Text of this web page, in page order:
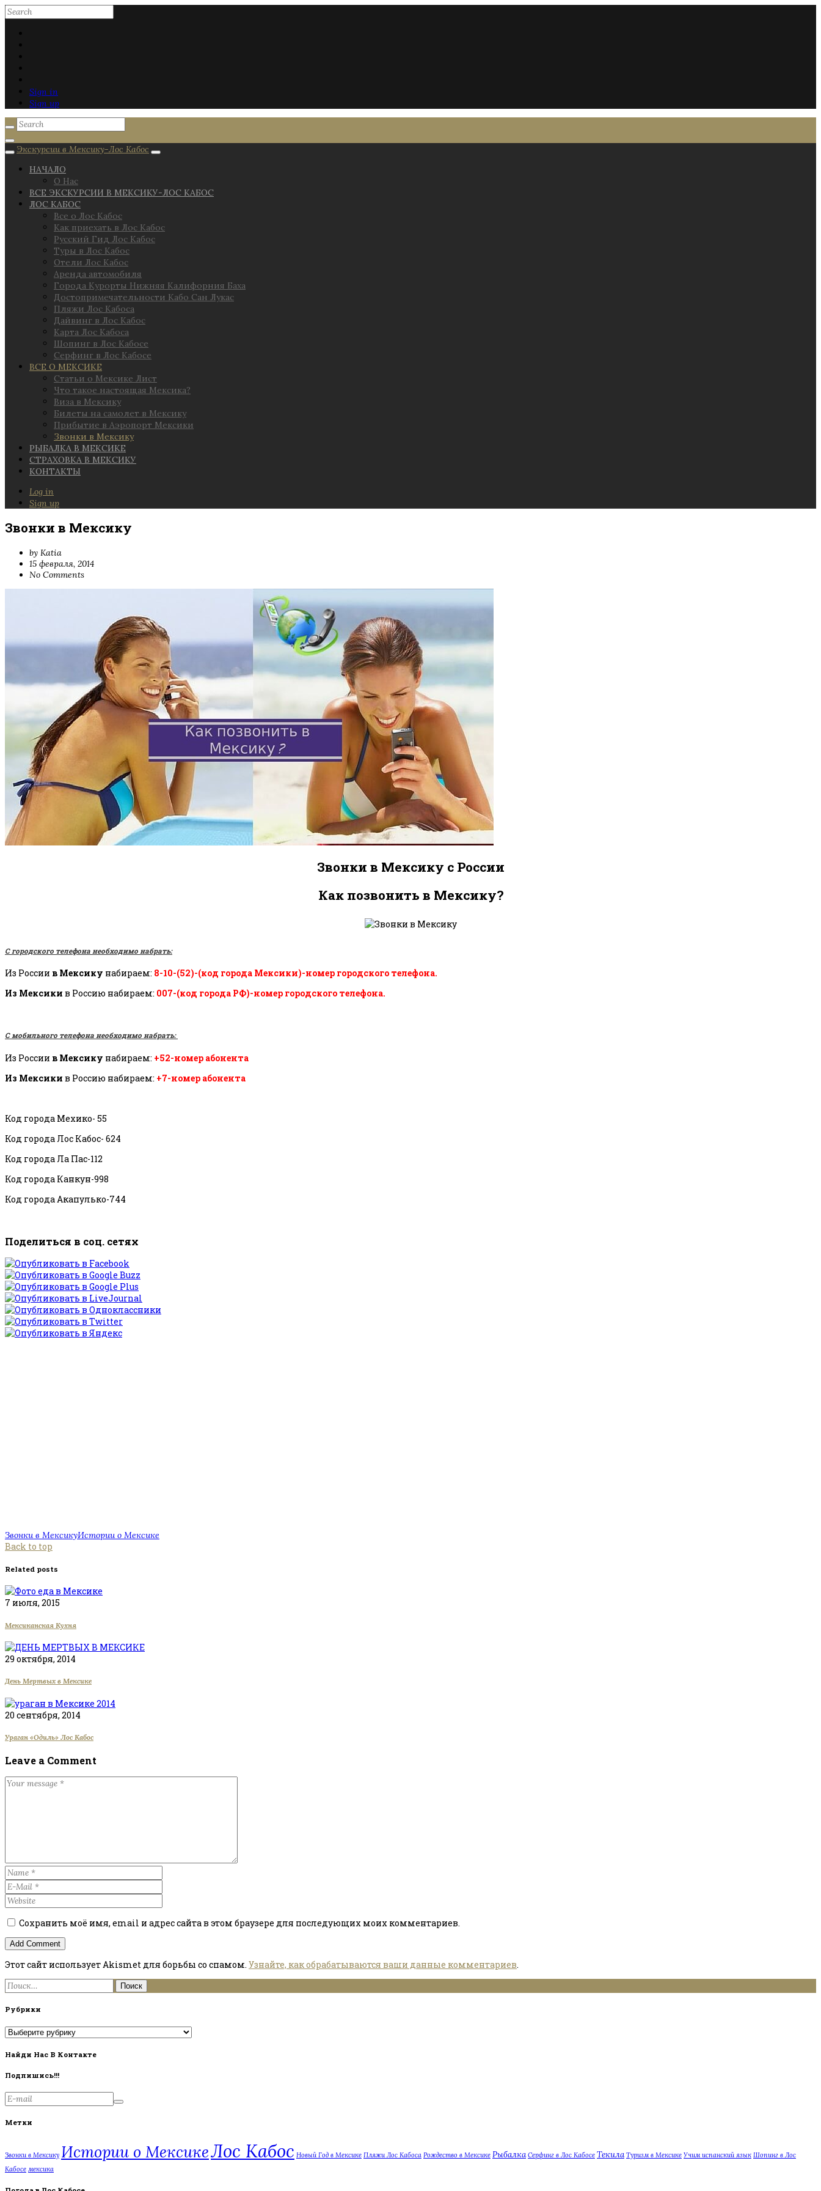
Sign in
Sign up
Экскурсии в Мексику-Лос Кабос
НАЧАЛО
О Нас
ВСЕ ЭКСКУРСИИ В МЕКСИКУ-ЛОС КАБОС
ЛОС КАБОС
Все о Лос Кабос
Как приехать в Лос Кабос
Русский Гид Лос Кабос
Туры в Лос Кабос
Отели Лос Кабос
Аренда автомобиля
Города Курорты Нижняя Калифорния Баха
Достопримечательности Кабо Сан Лукас
Пляжи Лос Кабоса
Дайвинг в Лос Кабос
Карта Лос Кабоса
Шопинг в Лос Кабосе
Серфинг в Лос Кабосе
ВСЕ О МЕКСИКЕ
Статьи о Мексике Лист
Что такое настоящая Мексика?
Виза в Мексику
Билеты на самолет в Мексику
Прибытие в Аэропорт Мексики
Звонки в Мексику
РЫБАЛКА В МЕКСИКЕ
СТРАХОВКА В МЕКСИКУ
КОНТАКТЫ
Log in
Sign up
Звонки в Мексику
by Katia
15 февраля, 2014
No Comments
Звонки в Мексику с России
Как позвонить в Мексику?
С городского телефона необходимо набрать:
Из России в Мексику набираем: 8-10-(52)-(код города Мексики)-номер городского телефона.
Из Мексики в Россию набираем: 007-(код города РФ)-номер городского телефона.
С мобильного телефона необходимо набрать:
Из России в Мексику набираем: +52-номер абонента
Из Мексики в Россию набираем: +7-номер абонента
Код города Мехико- 55
Код города Лос Кабос- 624
Код города Ла Пас-112
Код города Канкун-998
Код города Акапулько-744
Поделиться в соц. сетях
Звонки в МексикуИстории о Мексике
Back to top
Related posts
7 июля, 2015
Мексиканская Кухня
29 октября, 2014
День Мертвых в Мексике
20 сентября, 2014
Ураган «Одиль» Лос Кабос
Leave a Comment
Сохранить моё имя, email и адрес сайта в этом браузере для последующих моих комментариев.
Этот сайт использует Akismet для борьбы со спамом. Узнайте, как обрабатываются ваши данные комментариев.
Найти:
Рубрики
Рубрики
Найди Нас В Контакте
Подпишись!!!
Метки
Звонки в Мексику Истории о МексикеЛос Кабос Новый Год в Мексике Пляжи Лос Кабоса Рождество в Мексике Рыбалка Серфинг в Лос Кабосе Текила Туризм в Мексике Учим испанский язык Шопинг в Лос
Кабосе мексика